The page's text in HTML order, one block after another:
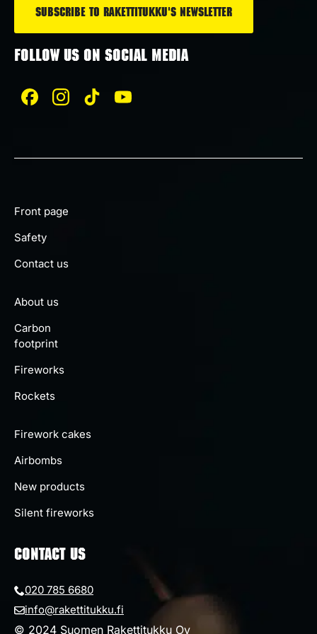
FOLLOW US ON SOCIAL MEDIA
© 2024 Suomen Rakettitukku Oy
Front page
Safety
Contact us
About us
Carbon
footprint
Fireworks
Rockets
Firework cakes
Airbombs
New products
Silent fireworks
CONTACT US
020 785 6680
info@rakettitukku.fi